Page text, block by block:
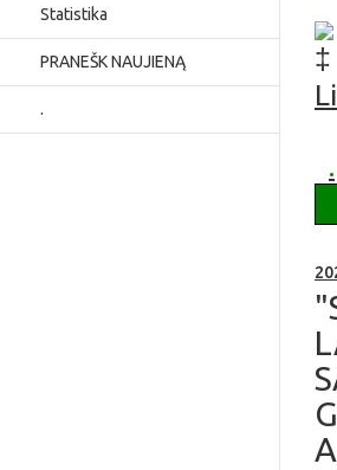
Statistika
PRANEŠK NAUJIENĄ
.
.